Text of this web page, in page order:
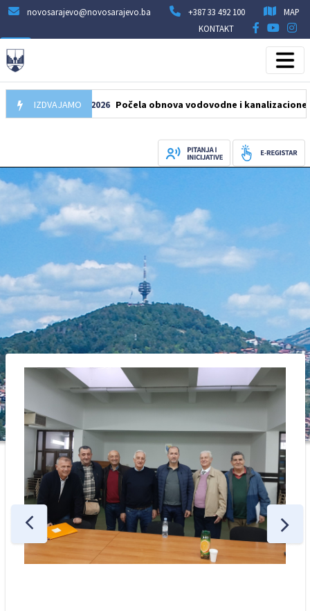
novosarajevo@novosarajevo.ba +387 33 492 100
MAP
KONTAKT
IZDVAJAMO
05.08.2026 Počela obnova vodovodne i kanalizacione mreže